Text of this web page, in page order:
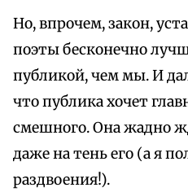
Но, впрочем, закон,
поэты бесконечно
публикой, чем мы. И
что публика хочет
смешного. Она жадно
даже на тень его (а я
раздвоения!).